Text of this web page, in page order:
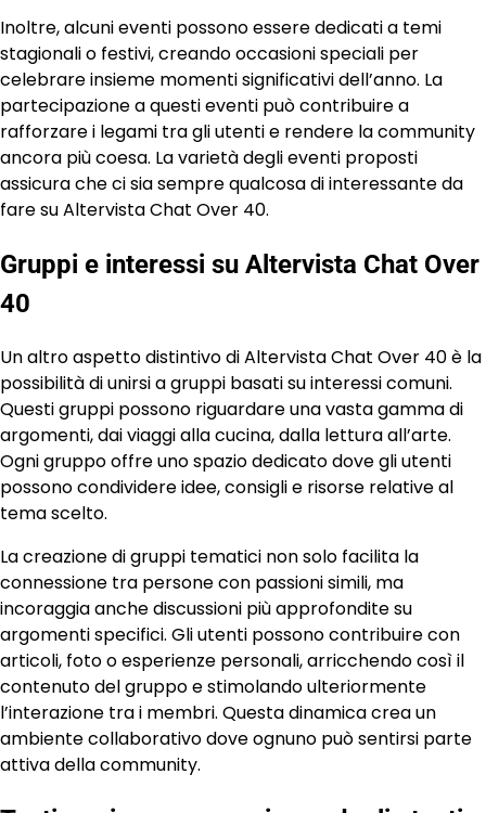
Inoltre, alcuni eventi possono essere dedicati a temi
stagionali o festivi, creando occasioni speciali per
celebrare insieme momenti significativi dell’anno. La
partecipazione a questi eventi può contribuire a
rafforzare i legami tra gli utenti e rendere la community
ancora più coesa. La varietà degli eventi proposti
assicura che ci sia sempre qualcosa di interessante da
fare su Altervista Chat Over 40.
Gruppi e interessi su Altervista Chat Over
40
Un altro aspetto distintivo di Altervista Chat Over 40 è la
possibilità di unirsi a gruppi basati su interessi comuni.
Questi gruppi possono riguardare una vasta gamma di
argomenti, dai viaggi alla cucina, dalla lettura all’arte.
Ogni gruppo offre uno spazio dedicato dove gli utenti
possono condividere idee, consigli e risorse relative al
tema scelto.
La creazione di gruppi tematici non solo facilita la
connessione tra persone con passioni simili, ma
incoraggia anche discussioni più approfondite su
argomenti specifici. Gli utenti possono contribuire con
articoli, foto o esperienze personali, arricchendo così il
contenuto del gruppo e stimolando ulteriormente
l’interazione tra i membri. Questa dinamica crea un
ambiente collaborativo dove ognuno può sentirsi parte
attiva della community.